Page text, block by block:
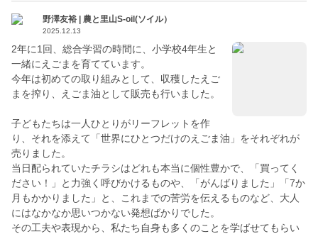
野澤友裕 | 農と里山S-oil(ソイル）
2025.12.13
2年に1回、総合学習の時間に、小学校4年生と
一緒にえごまを育てています。
今年は初めての取り組みとして、収穫したえご
まを搾り、えごま油として販売も行いました。
子どもたちは一人ひとりがリーフレットを作
り、それを添えて「世界にひとつだけのえごま油」をそれぞれが
売りました。
当日配られていたチラシはどれも本当に個性豊かで、「買ってく
ださい！」と力強く呼びかけるものや、「がんばりました」「7か
月もかかりました」と、これまでの苦労を伝えるものなど、大人
にはなかなか思いつかない発想ばかりでした。
その工夫や表現から、私たち自身も多くのことを学ばせてもらい